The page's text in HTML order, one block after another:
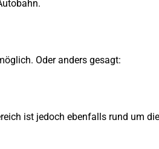
Oder anders gesagt:
ist jedoch ebenfalls rund um